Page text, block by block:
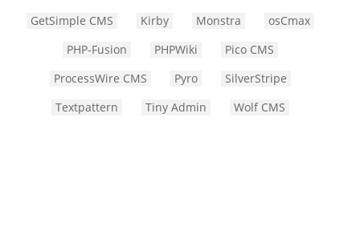
GetSimple CMS
Kirby Monstra
osCmax
PHP-Fusion
PHPWiki
Pico CMS
ProcessWire CMS
Pyro
SilverStripe
Textpattern
Tiny Admin Wolf CMS